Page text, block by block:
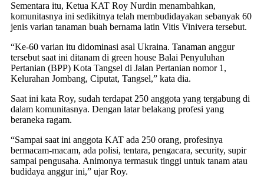
Sementara itu, Ketua KAT Roy Nurdin menambahkan,
komunitasnya ini sedikitnya telah membudidayakan sebanyak 60
jenis varian tanaman buah bernama latin Vitis Vinivera tersebut.
“Ke-60 varian itu didominasi asal Ukraina. Tanaman anggur
tersebut saat ini ditanam di green house Balai Penyuluhan
Pertanian (BPP) Kota Tangsel di Jalan Pertanian nomor 1,
Kelurahan Jombang, Ciputat, Tangsel,” kata dia.
Saat ini kata Roy, sudah terdapat 250 anggota yang tergabung di
dalam komunitasnya. Dengan latar belakang profesi yang
beraneka ragam.
“Sampai saat ini anggota KAT ada 250 orang, profesinya
bermacam-macam, ada polisi, tentara, pengacara, security, supir
sampai pengusaha. Animonya termasuk tinggi untuk tanam atau
budidaya anggur ini,” ujar Roy.